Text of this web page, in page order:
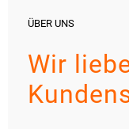
ÜBER UNS
Wir